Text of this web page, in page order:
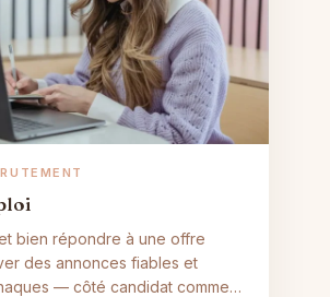
bien répondre à une offre
des annonces fiables et
— côté candidat comme